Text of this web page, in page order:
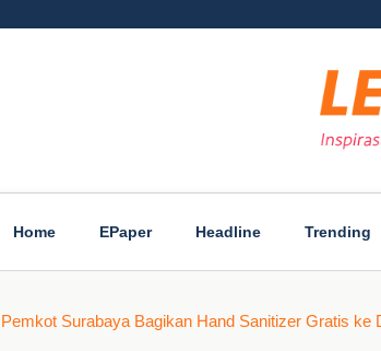
Home EPaper Headline Trending
Pemkot Surabaya Bagikan Hand Sanitizer Gratis ke